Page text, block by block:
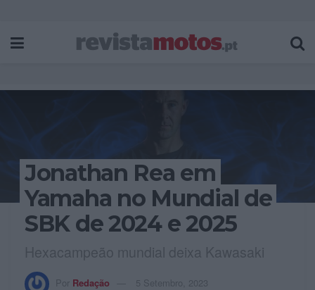
Jonathan Rea em
Yamaha no Mundial de
SBK de 2024 e 2025
Hexacampeão mundial deixa Kawasaki
Por Redação 5 Setembro, 2023